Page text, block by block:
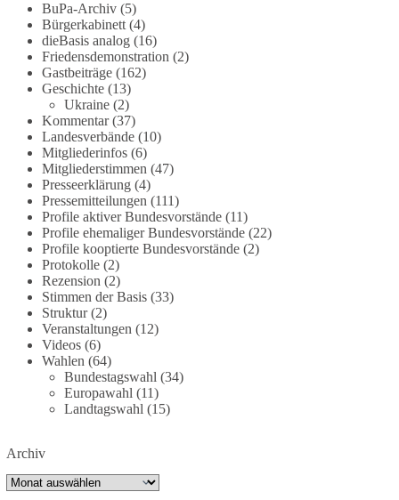
🟩🟩🟦🟦🟥🟥🟧🟧
Eine demokratische Gesellschaft lebt nicht davon,
unbequeme Fragen zu vermeiden. Sie lebt davon,
Fragen offen zu stellen und transparent zu
beantworten.
dieBasis fordert deshalb weiterhin eine
unabhängige, vollständige und transparente
Aufarbeitung der Corona-Politik. Ohne
Denkverbote, ohne Vorverurteilungen und ohne
Tabus.
Quellen:https://apnews.com/article/fauci-diaries-
covid-origins-rand-paul-
6b25da9f75a0becbaf2886ab22643e67
https://www.tichyseinblick.de/kolumnen/aus-aller-
welt/usa-tagebuch-fauci-corona-impfung/
#dieBasis #Corona
#Demokratie #Vertrauen
DieBasis
BuPa-Archiv(5)
Bürgerkabinett(4)
dieBasis analog(16)
Friedensdemonstration (2)
Gastbeiträge(162)
Geschichte(13)
Ukraine(2)
Kommentar(37)
Landesverbände(10)
Mitgliederinfos(6)
Mitgliederstimmen (47)
Presseerklärung(4)
Pressemitteilungen (111)
Profile aktiver Bundesvorstände(11)
Profile ehemaliger Bundesvorstände(22)
Profile kooptierte Bundesvorstände(2)
Protokolle(2)
Rezension (2)
Stimmen der Basis(33)
Struktur(2)
Veranstaltungen (12)
Videos(6)
Wahlen (64)
Bundestagswahl (34)
Europawahl (11)
Landtagswahl (15)
Archiv
Archiv